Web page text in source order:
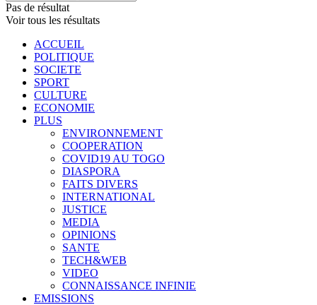
Pas de résultat
Voir tous les résultats
ACCUEIL
POLITIQUE
SOCIETE
SPORT
CULTURE
ECONOMIE
PLUS
ENVIRONNEMENT
COOPERATION
COVID19 AU TOGO
DIASPORA
FAITS DIVERS
INTERNATIONAL
JUSTICE
MEDIA
OPINIONS
SANTE
TECH&WEB
VIDEO
CONNAISSANCE INFINIE
EMISSIONS